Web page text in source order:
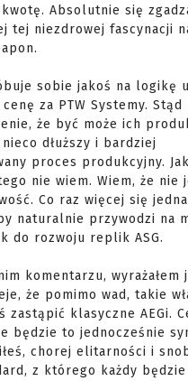
Absolutnie się
tej niezdrowej fascynacji
sobie jakoś na logikę
za PTW Systemy. Stąd
że być może ich
dłuższy i bardziej
proces produkcyjny.
nie wiem. Wiem, że nie
Co raz więcej się
naturalnie przywodzi na
do rozwoju replik ASG.
komentarzu, wyrażałem
że pomimo wad, takie
zastąpić klasyczne AEGi.
będzie to jednocześnie
chorej elitarności i
z którego każdy będzie